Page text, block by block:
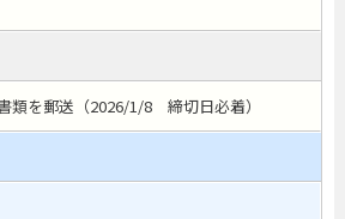
類を郵送（2026/1/8 締切日必着）